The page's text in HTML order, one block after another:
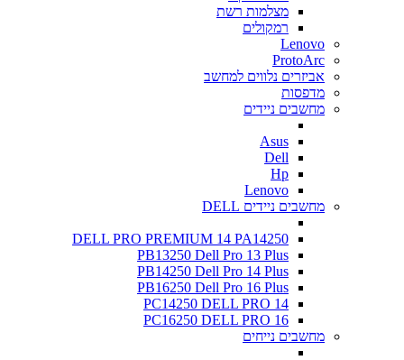
מצלמות רשת
רמקולים
Lenovo
ProtoArc
אביזרים נלווים למחשב
מדפסות
מחשבים ניידים
Asus
Dell
Hp
Lenovo
מחשבים ניידים DELL
DELL PRO PREMIUM 14 PA14250
PB13250 Dell Pro 13 Plus
PB14250 Dell Pro 14 Plus
PB16250 Dell Pro 16 Plus
PC14250 DELL PRO 14
PC16250 DELL PRO 16
מחשבים נייחים